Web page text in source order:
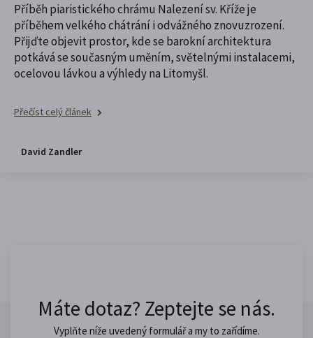
Příběh piaristického chrámu Nalezení sv. Kříže je
příběhem velkého chátrání i odvážného znovuzrození.
Přijďte objevit prostor, kde se barokní architektura
potkává se současným uměním, světelnými instalacemi,
ocelovou lávkou a výhledy na Litomyšl.
Přečíst celý článek
David Zandler
Máte dotaz? Zeptejte se nás.
Vyplňte níže uvedený formulář a my to zařídíme.